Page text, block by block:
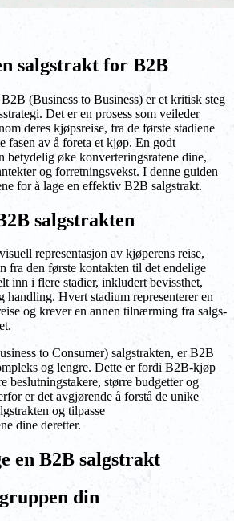
salgstrakt for B2B
(Business to Business) er et kritisk steg
Det er en prosess som veileder
deres kjøpsreise, fra de første stadiene
fasen av å foreta et kjøp. En godt
betydelig øke konverteringsratene dine,
og forretningsvekst. I denne guiden
for å lage en effektiv B2B salgstrakt.
salgstrakten
representasjon av kjøperens reise,
fra den første kontakten til det endelige
inn i flere stadier, inkludert bevissthet,
handling. Hvert stadium representerer en
og krever en annen tilnærming fra salgs-
to Consumer) salgstrakten, er B2B
og lengre. Dette er fordi B2B-kjøp
beslutningstakere, større budgetter og
er det avgjørende å forstå de unike
og tilpasse
dine deretter.
en B2B salgstrakt
din